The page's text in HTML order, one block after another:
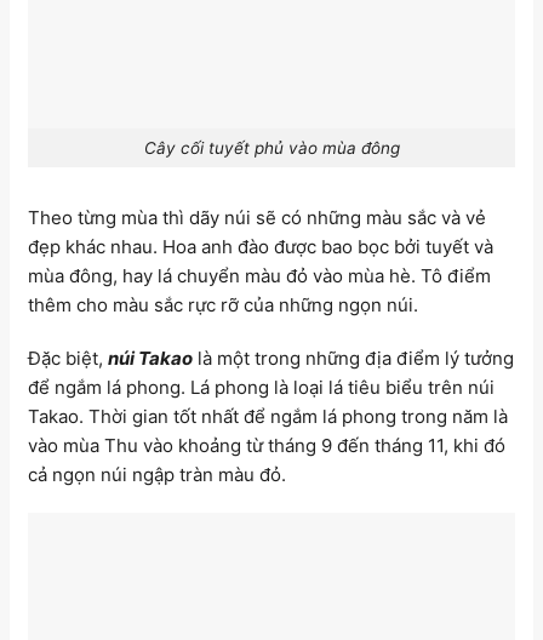
Cây cối tuyết phủ vào mùa đông
Theo từng mùa thì dãy núi sẽ có những màu sắc và vẻ
đẹp khác nhau. Hoa anh đào được bao bọc bởi tuyết và
mùa đông, hay lá chuyển màu đỏ vào mùa hè. Tô điểm
thêm cho màu sắc rực rỡ của những ngọn núi.
Đặc biệt, núi Takao là một trong những địa điểm lý tưởng
để ngắm lá phong. Lá phong là loại lá tiêu biểu trên núi
Takao. Thời gian tốt nhất để ngắm lá phong trong năm là
vào mùa Thu vào khoảng từ tháng 9 đến tháng 11, khi đó
cả ngọn núi ngập tràn màu đỏ.